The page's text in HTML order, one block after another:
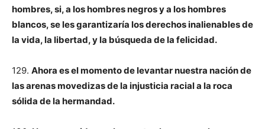
hombres, si, a los hombres negros y a los hombres
blancos, se les garantizaría los derechos inalienables de
la vida, la libertad, y la búsqueda de la felicidad.
129. Ahora es el momento de levantar nuestra nación de
las arenas movedizas de la injusticia racial a la roca
sólida de la hermandad.